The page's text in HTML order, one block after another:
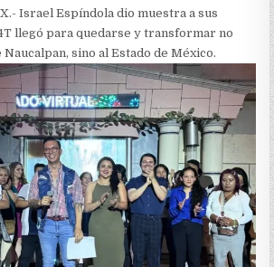
Israel Espíndola dio muestra a sus
llegó para quedarse y transformar no
sino al Estado de México.